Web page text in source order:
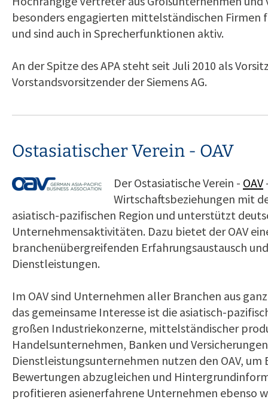
besonders engagierten mittelständischen Firmen
und sind auch in Sprecherfunktionen aktiv.
An der Spitze des APA steht seit Juli 2010 als
Vorstandsvorsitzender der Siemens AG.
Ostasiatischer Verein - OAV
Der Ostasiatische Verein - OAV
Wirtschaftsbeziehungen mit
asiatisch-pazifischen Region und unterstützt
Unternehmensaktivitäten. Dazu bietet der OAV
branchenübergreifenden Erfahrungsaustausch
Dienstleistungen.
Im OAV sind Unternehmen aller Branchen aus
das gemeinsame Interesse ist die asiatisch-
großen Industriekonzerne, mittelständischer
Handelsunternehmen, Banken und
Dienstleistungsunternehmen nutzen den OAV, um
Bewertungen abzugleichen und
profitieren asienerfahrene Unternehmen ebenso